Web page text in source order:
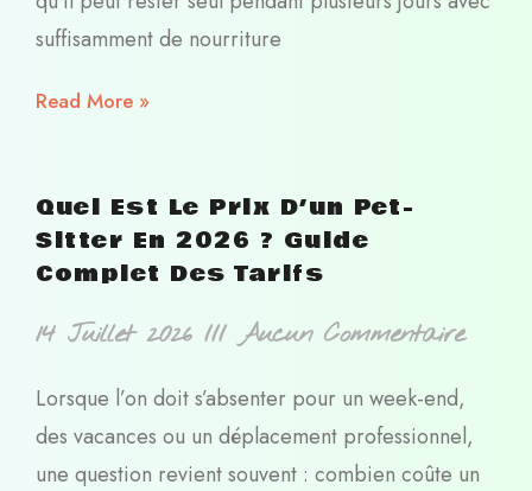
suffisamment de nourriture
Read More »
Quel Est Le Prix D’un Pet-
Sitter En 2026 ? Guide
Complet Des Tarifs
14 Juillet 2026 Aucun Commentaire
Lorsque l’on doit s’absenter pour un week-end,
des vacances ou un déplacement professionnel,
une question revient souvent : combien coûte un